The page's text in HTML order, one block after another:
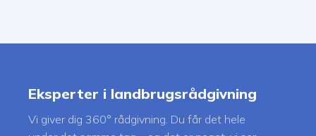
Eksperter i landbrugsrådgivning
Vi giver dig 360° rådgivning. Du får det hele